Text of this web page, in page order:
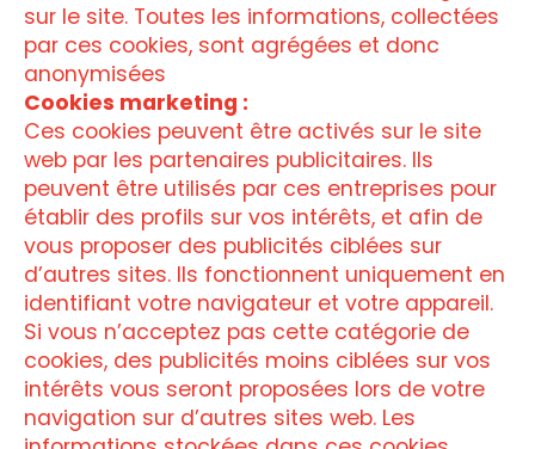
sur le site. Toutes les informations, collectées
par ces cookies, sont agrégées et donc
anonymisées
Cookies marketing :
Ces cookies peuvent être activés sur le site
web par les partenaires publicitaires. Ils
peuvent être utilisés par ces entreprises pour
établir des profils sur vos intérêts, et afin de
vous proposer des publicités ciblées sur
d’autres sites. Ils fonctionnent uniquement en
identifiant votre navigateur et votre appareil.
Si vous n’acceptez pas cette catégorie de
cookies, des publicités moins ciblées sur vos
intérêts vous seront proposées lors de votre
navigation sur d’autres sites web. Les